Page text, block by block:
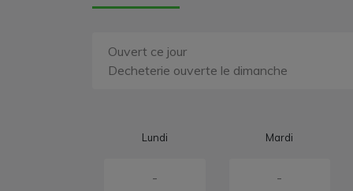
Ouvert ce jour
Decheterie ouverte le dimanche
Lundi
-
Mardi
-